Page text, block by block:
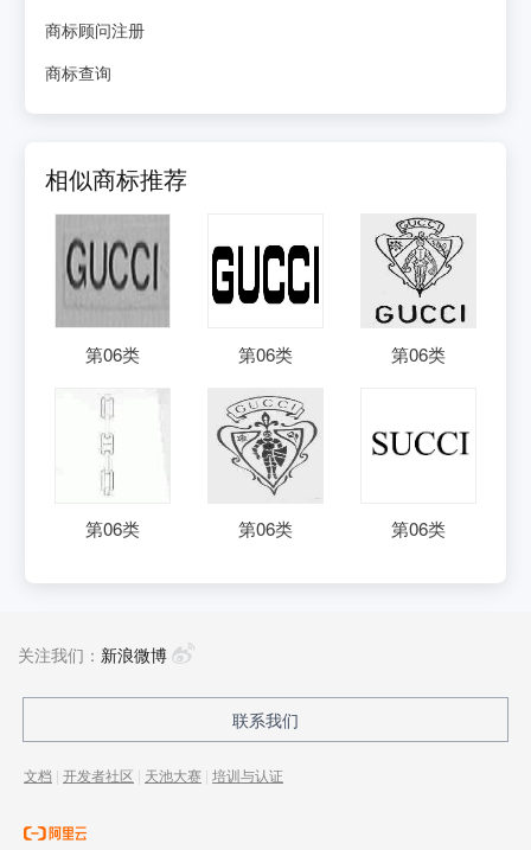
商标顾问注册
商标查询
相似商标推荐
第06类 第06类 第06类
第06类 第06类 第06类